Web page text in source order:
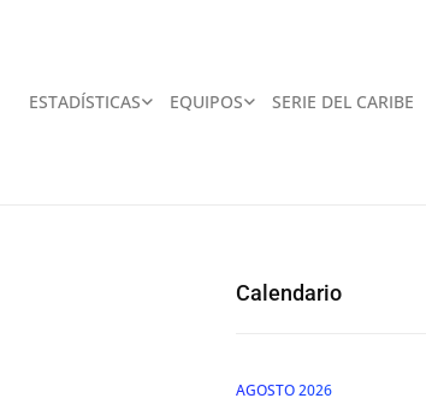
ESTADÍSTICAS EQUIPOS SERIE DEL CARIBE
Calendario
AGOSTO 2026